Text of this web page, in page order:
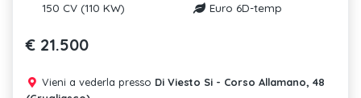
150 CV (110 KW)
Euro 6D-temp
€ 21.500
Vieni a vederla presso Di Viesto Si - Corso Allamano, 48